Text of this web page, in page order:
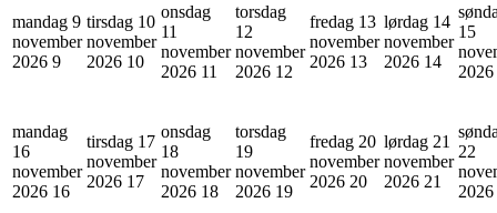
mandag 9
november
2026 9
tirsdag 10
november
2026 10
onsdag
11
november
2026 11
torsdag
12
november
2026 12
fredag 13
november
2026 13
lørdag 14
november
2026 14
15
2026
mandag
16
november
2026 16
tirsdag 17
november
2026 17
onsdag
18
november
2026 18
torsdag
19
november
2026 19
fredag 20
november
2026 20
lørdag 21
november
2026 21
22
2026